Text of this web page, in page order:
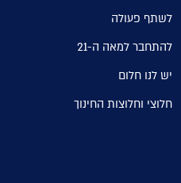
לשתף פעולה
להתחבר למאה ה-21
יש לנו חלום
חלוצי וחלוצות החינוך